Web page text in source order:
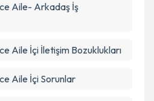
Aile- Arkadaş İş
Aile İçi İletişim Bozuklukları
Aile İçi Sorunlar